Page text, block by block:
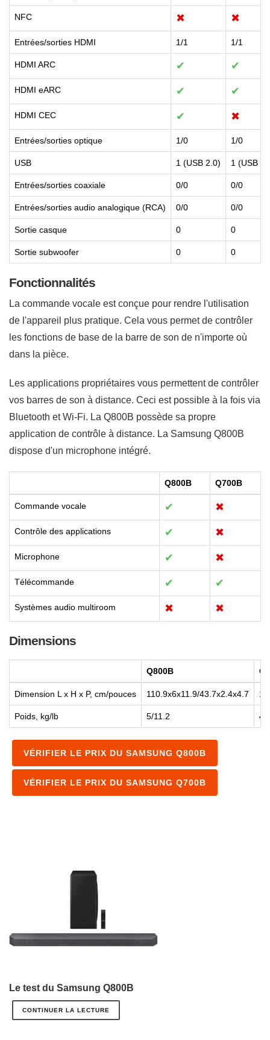
NFC ✖ ✖
Entrées/sorties HDMI 1/1 1/1
HDMI ARC ✔ ✔
HDMI eARC ✔ ✔
HDMI CEC ✔ ✖
Entrées/sorties optique 1/0 1/0
USB 1 (USB 2.0) 1 (USB
Entrées/sorties coaxiale 0/0 0/0
Entrées/sorties audio analogique (RCA) 0/0 0/0
Sortie casque 0 0
Sortie subwoofer 0 0
Fonctionnalités
La commande vocale est conçue pour rendre l'utilisation
de l'appareil plus pratique. Cela vous permet de contrôler
les fonctions de base de la barre de son de n'importe où
dans la pièce.
Les applications propriétaires vous permettent de contrôler
vos barres de son à distance. Ceci est possible à la fois via
Bluetooth et Wi-Fi. La Q800B possède sa propre
application de contrôle à distance. La Samsung Q800B
dispose d'un microphone intégré.
Q800B Q700B
Commande vocale ✔ ✖
Contrôle des applications ✔ ✖
Microphone ✔ ✖
Télécommande ✔ ✔
Systèmes audio multiroom ✖ ✖
Dimensions
Q800B
Dimension L x H x P, cm/pouces 110.9x6x11.9/43.7x2.4x4.7
Poids, kg/lb 5/11.2
VÉRIFIER LE PRIX DU SAMSUNG Q800B
VÉRIFIER LE PRIX DU SAMSUNG Q700B
Le test du Samsung Q800B
CONTINUER LA LECTURE